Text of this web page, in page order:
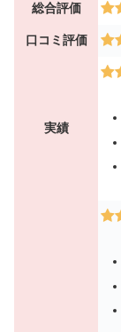
総合評価
口コミ評価
実績